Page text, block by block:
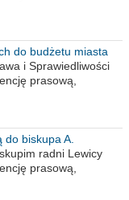
do budżetu miasta
i Sprawiedliwości
prasową,
do biskupa A.
radni Lewicy
prasową,